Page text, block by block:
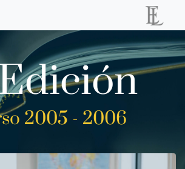
2005 - 2006